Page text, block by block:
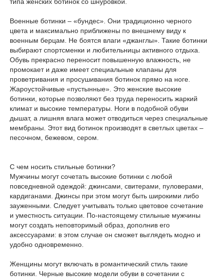
Военные ботинки – «бундес». Они традиционно черного
цвета и максимально приближены по внешнему виду к
военным берцам. Не боятся влаги «джанглы». Такие ботинки
выбирают спортсменки и любительницы активного отдыха.
Обувь прекрасно переносит повышенную влажность, не
промокает и даже имеет специальные клапаны для
проветривания и просушивания ботинок прямо на ноге.
Жароустойчивые «пустынные». Это женские высокие
ботинки, которые позволяют без труда переносить жаркий
климат и высокие температуры. Ноги в подобной обуви
дышат, а лишняя влага может отводиться через специальные
мембраны. Этот вид ботинок производят в светлых цветах –
песочном, бежевом, сером.
С чем носить стильные ботинки?
Мужчины могут сочетать высокие ботинки с любой
повседневной одеждой: джинсами, свитерами, пуловерами,
кардиганами. Джинсы при этом могут быть широкими либо
зауженными. Следует учитывать только цветовое сочетание
и уместность ситуации. По-настоящему стильные мужчины
могут создать неповторимый образ, дополнив его
аксессуарами: в этом случае он сможет выглядеть модно и
удобно одновременно.
Женщины могут включать в романтический стиль такие
ботинки. Черные высокие модели обуви в сочетании с